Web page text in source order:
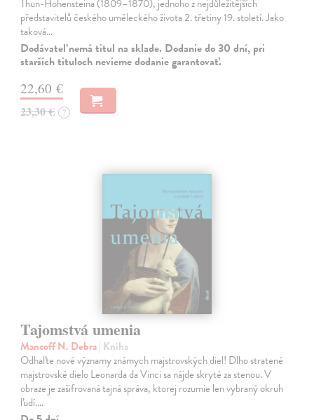
Thun-Hohensteina (1809–1870), jednoho z nejdůležitějších
představitelů českého uměleckého života 2. třetiny 19. století. Jako
taková…
Dodávateľ nemá titul na sklade. Dodanie do 30 dní, pri
starších tituloch nevieme dodanie garantovať.
22,60 €
23,30 € ?
Tajomstvá umenia
Mancoff N. Debra| Kniha
Odhaľte nové významy známych majstrovských diel! Dlho stratené
majstrovské dielo Leonarda da Vinci sa nájde skryté za stenou. V
obraze je zašifrovaná tajná správa, ktorej rozumie len vybraný okruh
ľudí.…